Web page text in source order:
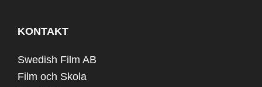
KONTAKT
Swedish Film AB
Film och Skola